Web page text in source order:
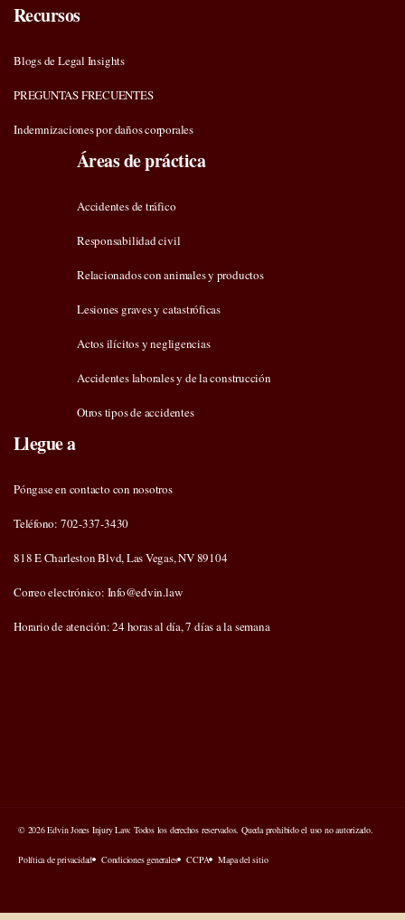
Recursos
Blogs de Legal Insights
PREGUNTAS FRECUENTES
Indemnizaciones por daños corporales
Áreas de práctica
Accidentes de tráfico
Responsabilidad civil
Relacionados con animales y productos
Lesiones graves y catastróficas
Actos ilícitos y negligencias
Accidentes laborales y de la construcción
Otros tipos de accidentes
Llegue a
Póngase en contacto con nosotros
Teléfono: 702-337-3430
818 E Charleston Blvd, Las Vegas, NV 89104
Correo electrónico: Info@edvin.law
Horario de atención: 24 horas al día, 7 días a la semana
© 2026 Edvin Jones Injury Law. Todos los derechos reservados. Queda prohibido el uso no autorizado.
Política de privacidad Condiciones generales CCPA Mapa del sitio